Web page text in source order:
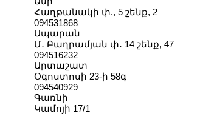
Հաղթանակի փ., 5 շենք, 2
094531868
Ապարան
Մ․ Բաղրամյան փ․ 14 շենք, 47
094516232
Արտաշատ
Օգոստոսի 23-ի 58գ
094540929
Գառնի
Կամոյի 17/1